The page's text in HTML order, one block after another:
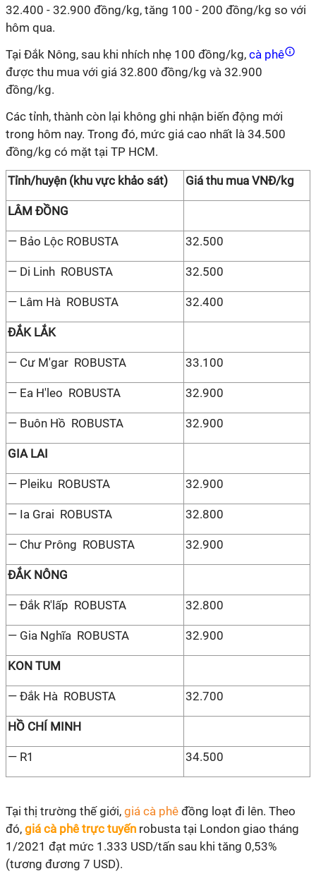
32.400 - 32.900 đồng/kg, tăng 100 - 200 đồng/kg so với
hôm qua.
Tại Đắk Nông, sau khi nhích nhẹ 100 đồng/kg, cà phê
được thu mua với giá 32.800 đồng/kg và 32.900
đồng/kg.
Các tỉnh, thành còn lại không ghi nhận biến động mới
trong hôm nay. Trong đó, mức giá cao nhất là 34.500
đồng/kg có mặt tại TP HCM.
Tỉnh/huyện (khu vực khảo sát) Giá thu mua VNĐ/kg
LÂM ĐỒNG
— Bảo Lộc ROBUSTA 32.500
— Di Linh ROBUSTA 32.500
— Lâm Hà ROBUSTA 32.400
ĐẮK LẮK
— Cư M'gar ROBUSTA 33.100
— Ea H'leo ROBUSTA 32.900
— Buôn Hồ ROBUSTA 32.900
GIA LAI
— Pleiku ROBUSTA 32.900
— Ia Grai ROBUSTA 32.800
— Chư Prông ROBUSTA 32.900
ĐẮK NÔNG
— Đắk R'lấp ROBUSTA 32.800
— Gia Nghĩa ROBUSTA 32.900
KON TUM
— Đắk Hà ROBUSTA 32.700
HỒ CHÍ MINH
— R1 34.500
Tại thị trường thế giới, giá cà phê đồng loạt đi lên. Theo
đó, giá cà phê trực tuyến robusta tại London giao tháng
1/2021 đạt mức 1.333 USD/tấn sau khi tăng 0,53%
(tương đương 7 USD).